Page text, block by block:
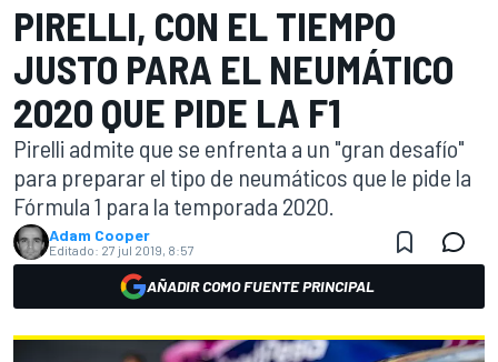
PIRELLI, CON EL TIEMPO
JUSTO PARA EL NEUMÁTICO
2020 QUE PIDE LA F1
Pirelli admite que se enfrenta a un "gran desafío"
para preparar el tipo de neumáticos que le pide la
Fórmula 1 para la temporada 2020.
Adam Cooper
Editado: 27 jul 2019, 8:57
AÑADIR COMO FUENTE PRINCIPAL